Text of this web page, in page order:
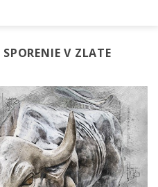
SPORENIE V ZLATE